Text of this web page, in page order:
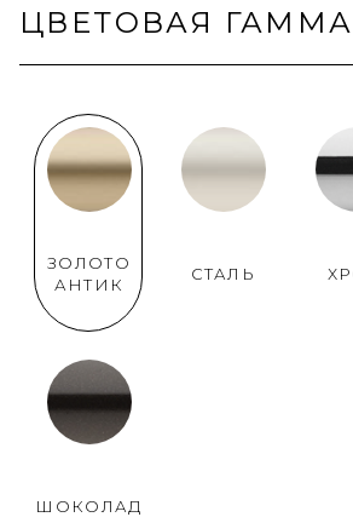
ЦВЕТОВАЯ ГАММА
ЗОЛОТО
АНТИК
СТАЛЬ
ШОКОЛАД